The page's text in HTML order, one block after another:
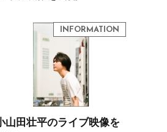
山田壮平のライブ映像を